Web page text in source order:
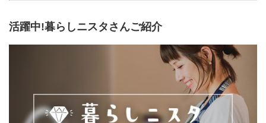
活躍中!暮らしニスタさんご紹介